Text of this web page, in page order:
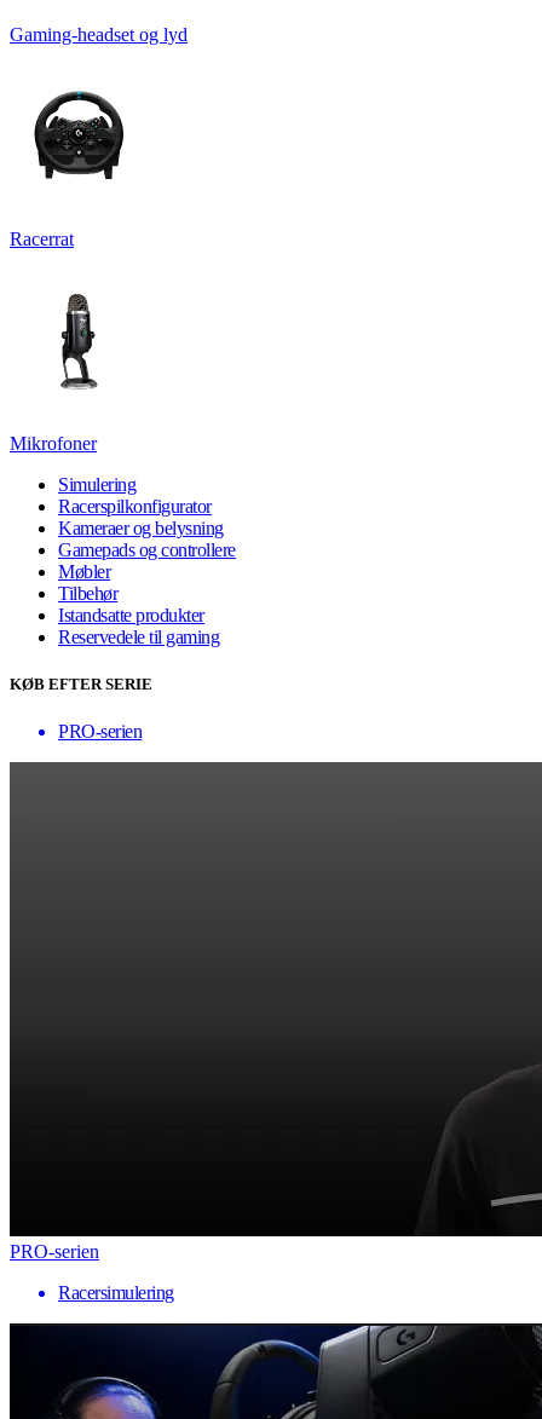
Gaming-headset og lyd
Racerrat
Mikrofoner
Simulering
Racerspilkonfigurator
Kameraer og belysning
Gamepads og controllere
Møbler
Tilbehør
Istandsatte produkter
Reservedele til gaming
KØB EFTER SERIE
PRO-serien
PRO-serien
Racersimulering